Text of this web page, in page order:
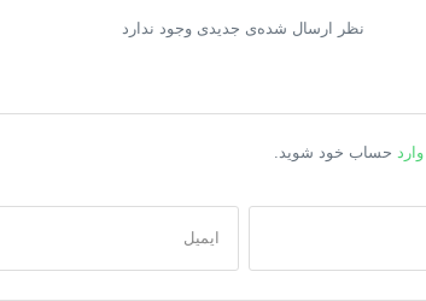
نظر ارسال شده‌ی جدیدی وجود ندارد
وارد حساب خود شوید.
ایمیل